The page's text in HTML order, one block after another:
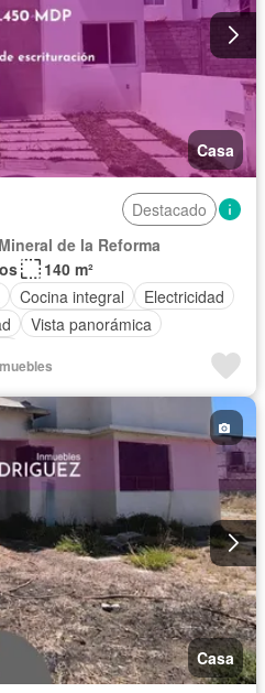
Casa
Destacado
de la Reforma
140 m²
Cocina integral
Electricidad
Vista panorámica
Casa